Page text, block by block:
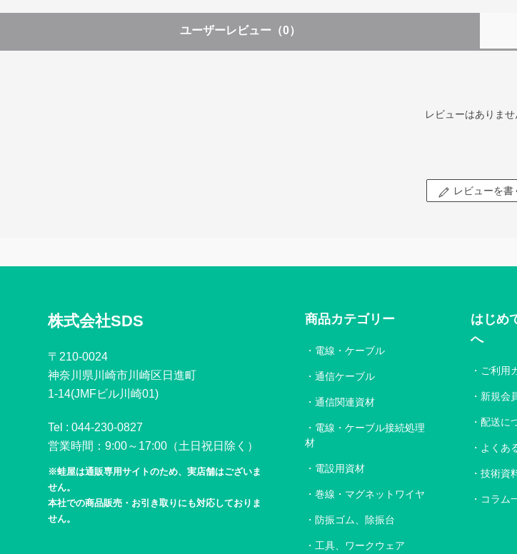
ユーザーレビュー （0）
レビューはありませ
レビューを書
株式会社SDS
〒210-0024
神奈川県川崎市川崎区日進町
1-14(JMFビル川崎01)
Tel :044-230-0827
営業時間：9:00～17:00（土日祝日除く）
※蛙屋は通販専用サイトのため、実店舗はございま
せん。
本社での商品販売・お引き取りにも対応しておりま
せん。
商品カテゴリー
電線・ケーブル
通信ケーブル
通信関連資材
電線・ケーブル接続処理
材
電設用資材
巻線・マグネットワイヤ
防振ゴム、除振台
工具、ワークウェア
はじめ
へ
ご利用
新規会
配送に
よくあ
技術資
コラム